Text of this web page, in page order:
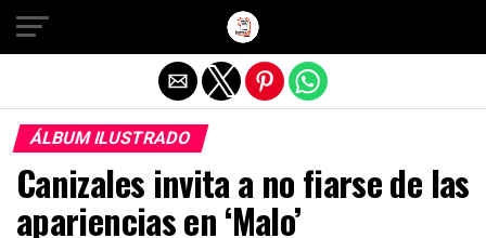
ÁLBUM ILUSTRADO
Canizales invita a no fiarse de las
apariencias en ‘Malo’
Salir de la versión móvil